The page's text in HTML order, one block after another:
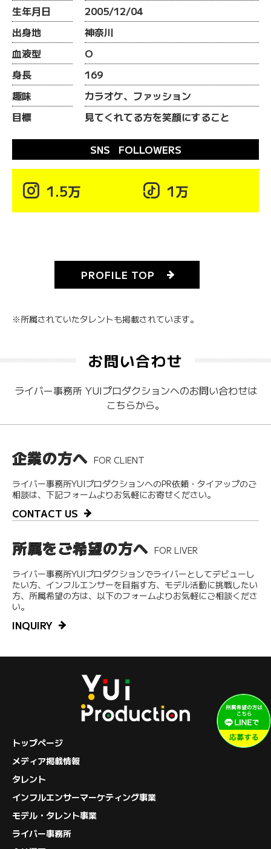
生年月日
2005/12/04
出身地
神奈川
血液型
O
身長
169
趣味
カラオケ、ファッション
目標
見てくれてる方を笑顔にすること
SNS FOLLOWERS
 1.5万  1万
PROFILE TOP
※所属されていたタレントも掲載されています。
お問い合わせ
ライバー事務所 YUIプロダクションへのお問い合わせは
こちらから。
企業の方へ FOR CLIENT
ライバー事務所YUIプロダクションへのPR依頼・タイアップのご
相談は、下記フォームよりお気軽にお寄せください。
CONTACT US
所属をご希望の方へ FOR LIVER
ライバー事務所YUIプロダクションでライバーとしてデビューし
たい方、インフルエンサーを目指す方、モデル活動に挑戦したい
方、所属希望の方は、以下のフォームよりお気軽にご相談くださ
い。
INQUIRY
トップページ
メディア掲載情報
タレント
インフルエンサーマーケティング事業
モデル・タレント事業
ライバー事務所